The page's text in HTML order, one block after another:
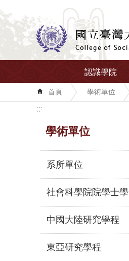
跳到主要內容區塊
認識學院
首頁 學術單位
:::
學術單位
系所單位
社會科學院院學士
中國大陸研究學程
東亞研究學程